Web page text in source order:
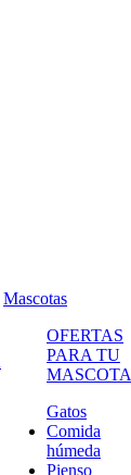
Mascotas
OFERTAS
PARA TU
MASCOTA
Gatos
Comida
húmeda
Pienso